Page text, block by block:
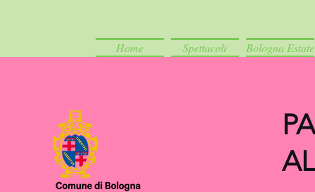
Home Spettacoli Bologna Estate